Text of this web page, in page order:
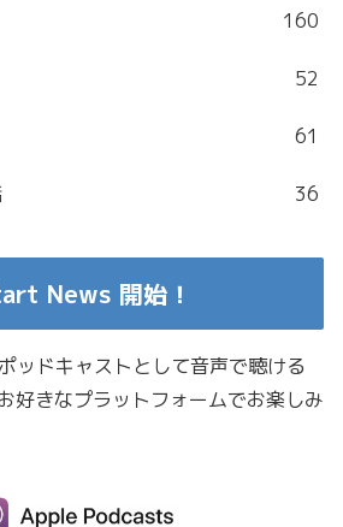
160
52
61
36
News 開始！
ドキャストとして音声で聴ける
好きなプラットフォームでお楽しみ